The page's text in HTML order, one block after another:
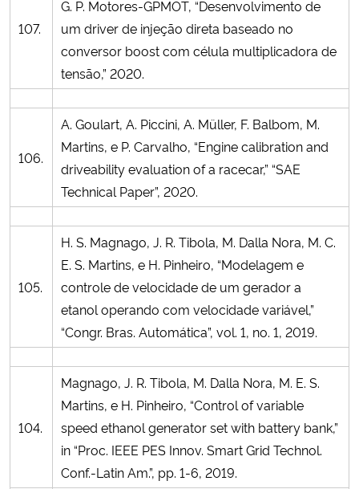
107.
G. P. Motores-GPMOT, “Desenvolvimento de
um driver de injeção direta baseado no
conversor boost com célula multiplicadora de
tensão,” 2020.
106.
A. Goulart, A. Piccini, A. Müller, F. Balbom, M.
Martins, e P. Carvalho, “Engine calibration and
driveability evaluation of a racecar,” “SAE
Technical Paper”, 2020.
105.
H. S. Magnago, J. R. Tibola, M. Dalla Nora, M. C.
E. S. Martins, e H. Pinheiro, “Modelagem e
controle de velocidade de um gerador a
etanol operando com velocidade variável,”
“Congr. Bras. Automática”, vol. 1, no. 1, 2019.
104.
Magnago, J. R. Tibola, M. Dalla Nora, M. E. S.
Martins, e H. Pinheiro, “Control of variable
speed ethanol generator set with battery bank,”
in “Proc. IEEE PES Innov. Smart Grid Technol.
Conf.-Latin Am.”, pp. 1-6, 2019.